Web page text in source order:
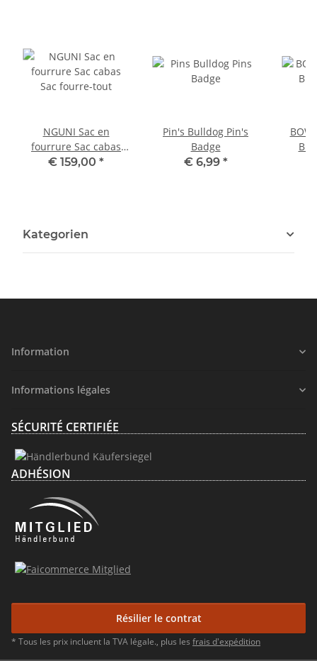
NGUNI Sac en
fourrure Sac cabas
Sac fourre-tout
€ 159,00 *
Pin's Bulldog Pin's
Badge
€ 6,99 *
Kategorien
Information
Informations légales
SÉCURITÉ CERTIFIÉE
ADHÉSION
Résilier le contrat
* Tous les prix incluent la TVA légale., plus les frais d'expédition